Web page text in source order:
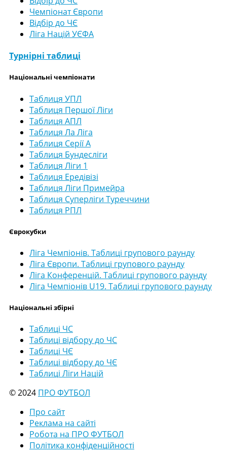
Чемпіонат Європи
Відбір до ЧЄ
Ліга Націй УЄФА
Турнірні таблиці
Національні чемпіонати
Таблиця УПЛ
Таблиця Першої Ліги
Таблиця АПЛ
Таблиця Ла Ліга
Таблиця Серії А
Таблиця Бундесліги
Таблиця Ліги 1
Таблиця Ередівізі
Таблиця Ліги Примейра
Таблиця Суперліги Туреччини
Таблиця РПЛ
Єврокубки
Ліга Чемпіонів. Таблиці групового раунду
Ліга Європи. Таблиці групового раунду
Ліга Конференцій. Таблиці групового раунду
Ліга Чемпіонів U19. Таблиці групового раунду
Національні збірні
Таблиці ЧС
Таблиці відбору до ЧС
Таблиці ЧЄ
Таблиці відбору до ЧЄ
Таблиці Ліги Націй
© 2024 ПРО ФУТБОЛ
Про сайт
Реклама на сайті
Робота на ПРО ФУТБОЛ
Політика конфіденційності